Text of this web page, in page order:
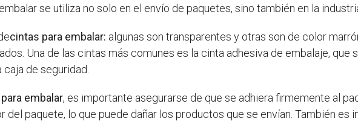
se utiliza no solo en el envío de paquetes, sino también en la
cintas para embalar: algunas son transparentes y otras son de color
Una de las cintas más comunes es la cinta adhesiva de embalaje, que
de seguridad.
embalar, es importante asegurarse de que se adhiera firmemente al
del paquete, lo que puede dañar los productos que se envían. También es